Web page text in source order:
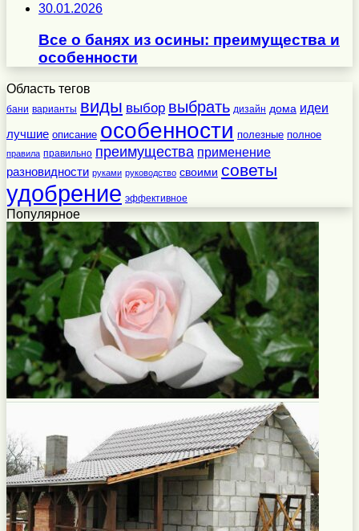
30.01.2026
Все о банях из осины: преимущества и
особенности
Область тегов
бани варианты виды выбор выбрать дизайн дома идеи
лучшие описание особенности полезные полное
правила правильно преимущества применение
разновидности руками руководство своими советы
удобрение эффективное
Популярное